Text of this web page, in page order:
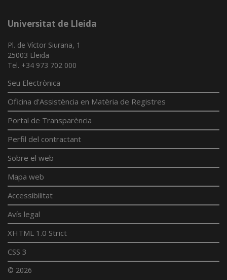
Universitat de Lleida
Pl. de Víctor Siurana, 1
25003 Lleida
Tel. +34 973 702 000
Seu Electrònica
Oficina d'Assistència en Matèria de Registres
Portal de Transparència
Perfil del contractant
Sobre el web
Mapa web
Accessibilitat
Avís legal
XHTML 1.0 Strict
CSS 3
© 2026